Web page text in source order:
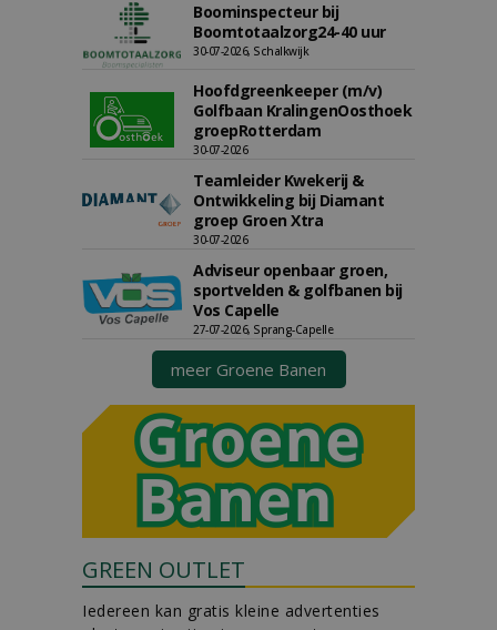
Boominspecteur bij
Boomtotaalzorg24-40 uur
30-07-2026, Schalkwijk
Hoofdgreenkeeper (m/v)
Golfbaan KralingenOosthoek
groepRotterdam
30-07-2026
Teamleider Kwekerij &
Ontwikkeling bij Diamant
groep Groen Xtra
30-07-2026
Adviseur openbaar groen,
sportvelden & golfbanen bij
Vos Capelle
27-07-2026, Sprang-Capelle
meer Groene Banen
GREEN OUTLET
Iedereen kan gratis kleine advertenties